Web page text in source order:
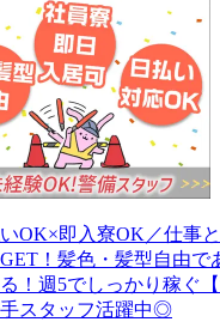
OK×即入寮OK／仕事
！髪色・髪型自由で
！週5でしっかり稼ぐ
スタッフ活躍中◎